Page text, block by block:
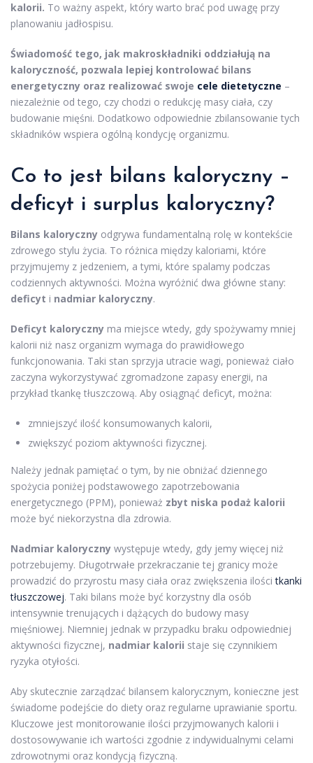
kalorii. To ważny aspekt, który warto brać pod uwagę przy
planowaniu jadłospisu.
Świadomość tego, jak makroskładniki oddziałują na
kaloryczność, pozwala lepiej kontrolować bilans
energetyczny oraz realizować swoje cele dietetyczne –
niezależnie od tego, czy chodzi o redukcję masy ciała, czy
budowanie mięśni. Dodatkowo odpowiednie zbilansowanie tych
składników wspiera ogólną kondycję organizmu.
Co to jest bilans kaloryczny –
deficyt i surplus kaloryczny?
Bilans kaloryczny odgrywa fundamentalną rolę w kontekście
zdrowego stylu życia. To różnica między kaloriami, które
przyjmujemy z jedzeniem, a tymi, które spalamy podczas
codziennych aktywności. Można wyróżnić dwa główne stany:
deficyt i nadmiar kaloryczny.
Deficyt kaloryczny ma miejsce wtedy, gdy spożywamy mniej
kalorii niż nasz organizm wymaga do prawidłowego
funkcjonowania. Taki stan sprzyja utracie wagi, ponieważ ciało
zaczyna wykorzystywać zgromadzone zapasy energii, na
przykład tkankę tłuszczową. Aby osiągnąć deficyt, można:
zmniejszyć ilość konsumowanych kalorii,
zwiększyć poziom aktywności fizycznej.
Należy jednak pamiętać o tym, by nie obniżać dziennego
spożycia poniżej podstawowego zapotrzebowania
energetycznego (PPM), ponieważ zbyt niska podaż kalorii
może być niekorzystna dla zdrowia.
Nadmiar kaloryczny występuje wtedy, gdy jemy więcej niż
potrzebujemy. Długotrwałe przekraczanie tej granicy może
prowadzić do przyrostu masy ciała oraz zwiększenia ilościtkanki
tłuszczowej. Taki bilans może być korzystny dla osób
intensywnie trenujących i dążących do budowy masy
mięśniowej. Niemniej jednak w przypadku braku odpowiedniej
aktywności fizycznej, nadmiar kalorii staje się czynnikiem
ryzyka otyłości.
Aby skutecznie zarządzać bilansem kalorycznym, konieczne jest
świadome podejście do diety oraz regularne uprawianie sportu.
Kluczowe jest monitorowanie ilości przyjmowanych kalorii i
dostosowywanie ich wartości zgodnie z indywidualnymi celami
zdrowotnymi oraz kondycją fizyczną.